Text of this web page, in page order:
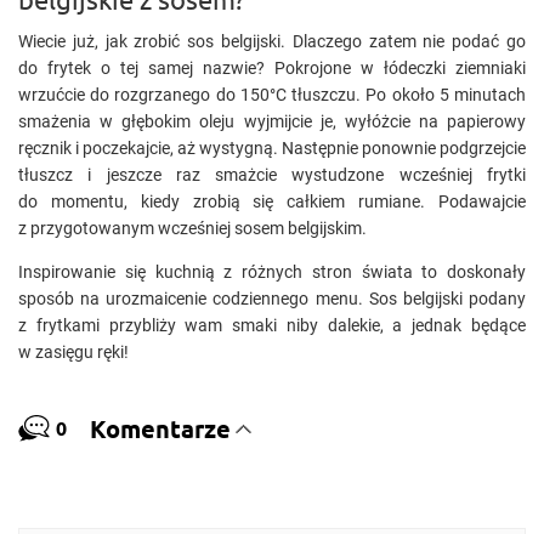
Wiecie już, jak zrobić sos belgijski. Dlaczego zatem nie podać go
do frytek o tej samej nazwie? Pokrojone w łódeczki ziemniaki
wrzućcie do rozgrzanego do 150°C tłuszczu. Po około 5 minutach
smażenia w głębokim oleju wyjmijcie je, wyłóżcie na papierowy
ręcznik i poczekajcie, aż wystygną. Następnie ponownie podgrzejcie
tłuszcz i jeszcze raz smażcie wystudzone wcześniej frytki
do momentu, kiedy zrobią się całkiem rumiane. Podawajcie
z przygotowanym wcześniej sosem belgijskim.
Inspirowanie się kuchnią z różnych stron świata to doskonały
sposób na urozmaicenie codziennego menu. Sos belgijski podany
z frytkami przybliży wam smaki niby dalekie, a jednak będące
w zasięgu ręki!
0 Komentarze